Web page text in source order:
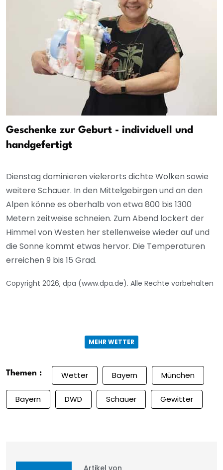
Geschenke zur Geburt - individuell und
handgefertigt
Dienstag dominieren vielerorts dichte Wolken sowie
weitere Schauer. In den Mittelgebirgen und an den
Alpen könne es oberhalb von etwa 800 bis 1300
Metern zeitweise schneien. Zum Abend lockert der
Himmel von Westen her stellenweise wieder auf und
die Sonne kommt etwas hervor. Die Temperaturen
erreichen 9 bis 15 Grad.
Copyright 2026, dpa (www.dpa.de). Alle Rechte vorbehalten
MEHR WETTER
Themen : Wetter Bayern München
Bayern DWD Schauer Gewitter
Artikel von